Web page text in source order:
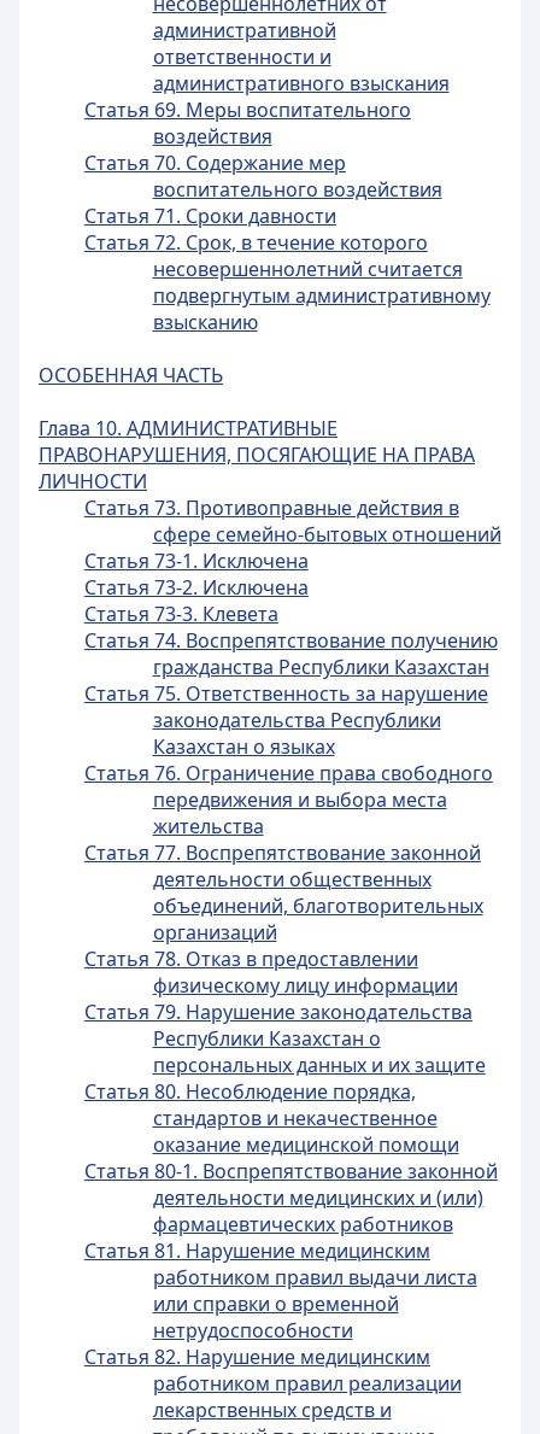
административной
ответственности и
административного взыскания
Статья 69. Меры воспитательного
воздействия
Статья 70. Содержание мер
воспитательного воздействия
Статья 71. Сроки давности
Статья 72. Срок, в течение которого
несовершеннолетний считается
подвергнутым административному
взысканию
ОСОБЕННАЯ ЧАСТЬ
Глава 10. АДМИНИСТРАТИВНЫЕ
ПРАВОНАРУШЕНИЯ, ПОСЯГАЮЩИЕ НА ПРАВА
ЛИЧНОСТИ
Статья 73. Противоправные действия в
сфере семейно-бытовых отношений
Статья 73-1. Исключена
Статья 73-2. Исключена
Статья 73-3. Клевета
Статья 74. Воспрепятствование получению
гражданства Республики Казахстан
Статья 75. Ответственность за нарушение
законодательства Республики
Казахстан о языках
Статья 76. Ограничение права свободного
передвижения и выбора места
жительства
Статья 77. Воспрепятствование законной
деятельности общественных
объединений, благотворительных
организаций
Статья 78. Отказ в предоставлении
физическому лицу информации
Статья 79. Нарушение законодательства
Республики Казахстан о
персональных данных и их защите
Статья 80. Несоблюдение порядка,
стандартов и некачественное
оказание медицинской помощи
Статья 80-1. Воспрепятствование законной
деятельности медицинских и (или)
фармацевтических работников
Статья 81. Нарушение медицинским
работником правил выдачи листа
или справки о временной
нетрудоспособности
Статья 82. Нарушение медицинским
работником правил реализации
лекарственных средств и